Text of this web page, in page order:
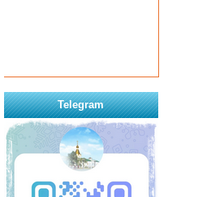
Telegram